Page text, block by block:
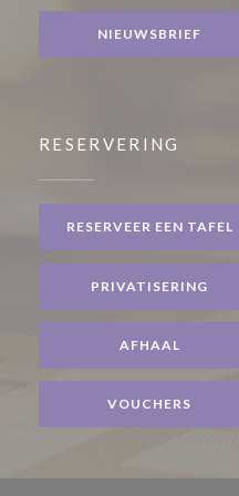
NIEUWSBRIEF
RESERVERING
RESERVEER EEN TAFEL
PRIVATISERING
AFHAAL
VOUCHERS